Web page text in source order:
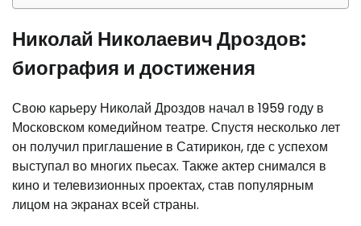
Николай Николаевич Дроздов:
биография и достижения
Свою карьеру Николай Дроздов начал в 1959 году в
Московском комедийном театре. Спустя несколько лет
он получил приглашение в Сатирикон, где с успехом
выступал во многих пьесах. Также актер снимался в
кино и телевизионных проектах, став популярным
лицом на экранах всей страны.